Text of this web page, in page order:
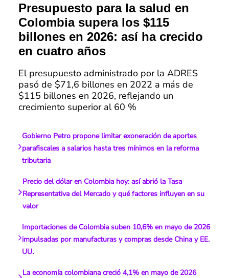
Presupuesto para la salud en
Colombia supera los $115
billones en 2026: así ha crecido
en cuatro años
El presupuesto administrado por la ADRES
pasó de $71,6 billones en 2022 a más de
$115 billones en 2026, reflejando un
crecimiento superior al 60 %
Gobierno Petro propone limitar exoneración de aportes
parafiscales a salarios hasta tres mínimos en la reforma
tributaria
Precio del dólar en Colombia hoy: así abrió la Tasa
Representativa del Mercado y qué factores influyen en su
valor
Importaciones de Colombia suben 10,6% en mayo de 2026
impulsadas por manufacturas y compras desde China y EE.
UU.
La economía colombiana creció 4,1% en mayo de 2026